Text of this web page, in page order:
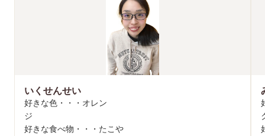
いくせんせい
好きな色・・・オレン
好きな食べ物・・・たこや